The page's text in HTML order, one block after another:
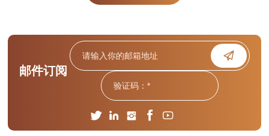
邮件订阅